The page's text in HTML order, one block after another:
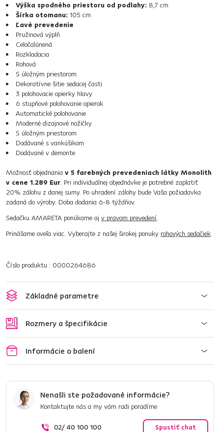
Výška spodného priestoru od podlahy: 8,7 cm
Šírka otomanu: 105 cm
Ľavé prevedenie
Pružinová výplň
Celočalúnená
Rozkladacia
Rohová
S úložným priestorom
Dekoratívne šitie sedacej časti
3 polohovacie opierky hlavy
6 stupňové polohovanie opierok
Automatické polohovanie
Moderné dizajnové nožičky
S úložným priestorom
Dodávané s vankúšikom
Dodávané v demonte
Možnosť objednania v 5 farebných prevedeniach látky Monolith
v cene 1.289 Eur. Pri individuálnej objednávke je potrebné zaplatiť
20% zálohu z danej sumy. Po uhradení zálohy bude Vaša požiadavka
zadaná do výroby. Doba dodania 6-8 týždňov.
Sedačku AMARETA ponúkame aj v pravom prevedení.
Prinášame oveľa viac. Vyberajte z našej širokej ponuky rohových sedačiek.
Číslo produktu : 0000264686
Základné parametre
Rozmery a špecifikácie
Informácie o balení
Nenašli ste požadované informácie?
Kontaktujte nás a my vám radi poradíme
02/ 40 100 100 Spustiť chat